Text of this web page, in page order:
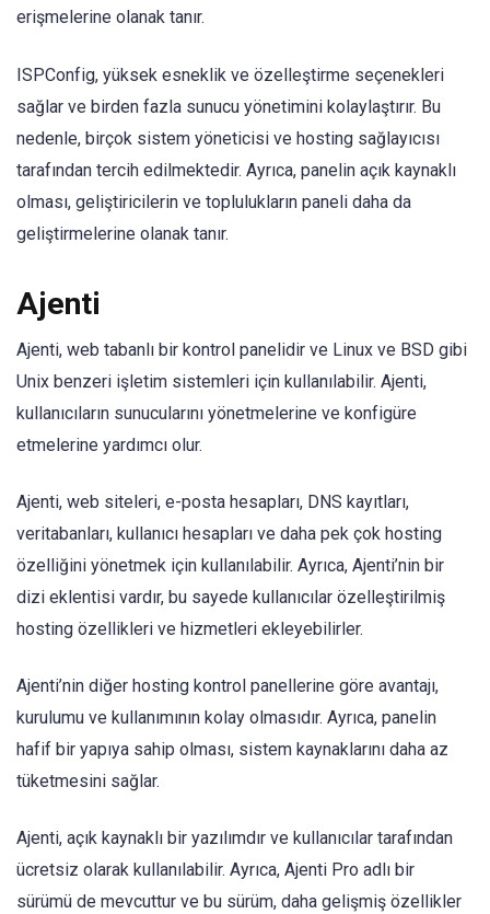
erişmelerine olanak tanır.
ISPConfig, yüksek esneklik ve özelleştirme seçenekleri
sağlar ve birden fazla sunucu yönetimini kolaylaştırır. Bu
nedenle, birçok sistem yöneticisi ve hosting sağlayıcısı
tarafından tercih edilmektedir. Ayrıca, panelin açık kaynaklı
olması, geliştiricilerin ve toplulukların paneli daha da
geliştirmelerine olanak tanır.
Ajenti
Ajenti, web tabanlı bir kontrol panelidir ve Linux ve BSD gibi
Unix benzeri işletim sistemleri için kullanılabilir. Ajenti,
kullanıcıların sunucularını yönetmelerine ve konfigüre
etmelerine yardımcı olur.
Ajenti, web siteleri, e-posta hesapları, DNS kayıtları,
veritabanları, kullanıcı hesapları ve daha pek çok hosting
özelliğini yönetmek için kullanılabilir. Ayrıca, Ajenti’nin bir
dizi eklentisi vardır, bu sayede kullanıcılar özelleştirilmiş
hosting özellikleri ve hizmetleri ekleyebilirler.
Ajenti’nin diğer hosting kontrol panellerine göre avantajı,
kurulumu ve kullanımının kolay olmasıdır. Ayrıca, panelin
hafif bir yapıya sahip olması, sistem kaynaklarını daha az
tüketmesini sağlar.
Ajenti, açık kaynaklı bir yazılımdır ve kullanıcılar tarafından
ücretsiz olarak kullanılabilir. Ayrıca, Ajenti Pro adlı bir
sürümü de mevcuttur ve bu sürüm, daha gelişmiş özellikler